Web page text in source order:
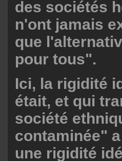
des sociétés
n'ont jamais
que
pour tous".
Ici, la rigidité
était, et qui
société
contaminée"
une rigidité